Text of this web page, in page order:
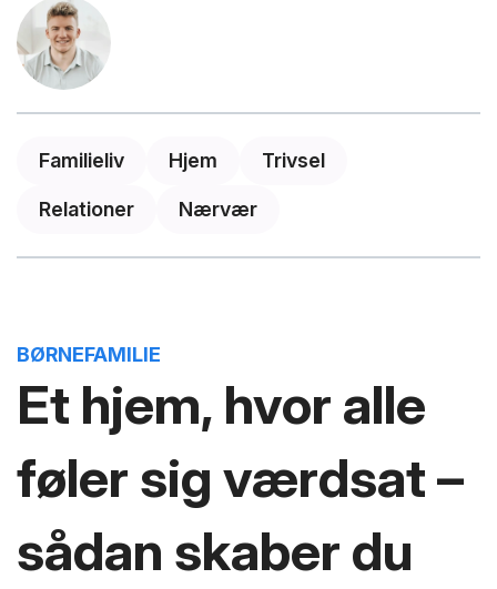
Familieliv Hjem Trivsel
Relationer Nærvær
Et hjem, hvor alle
føler sig værdsat –
sådan skaber du
BØRNEFAMILIE